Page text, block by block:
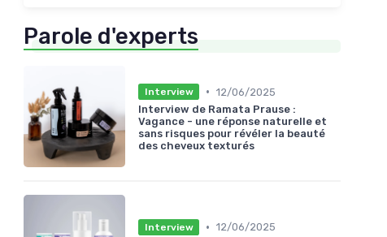
Parole d'experts
Interview • 12/06/2025
Interview de Ramata Prause :
Vagance - une réponse naturelle et
sans risques pour révéler la beauté
des cheveux texturés
Interview • 12/06/2025